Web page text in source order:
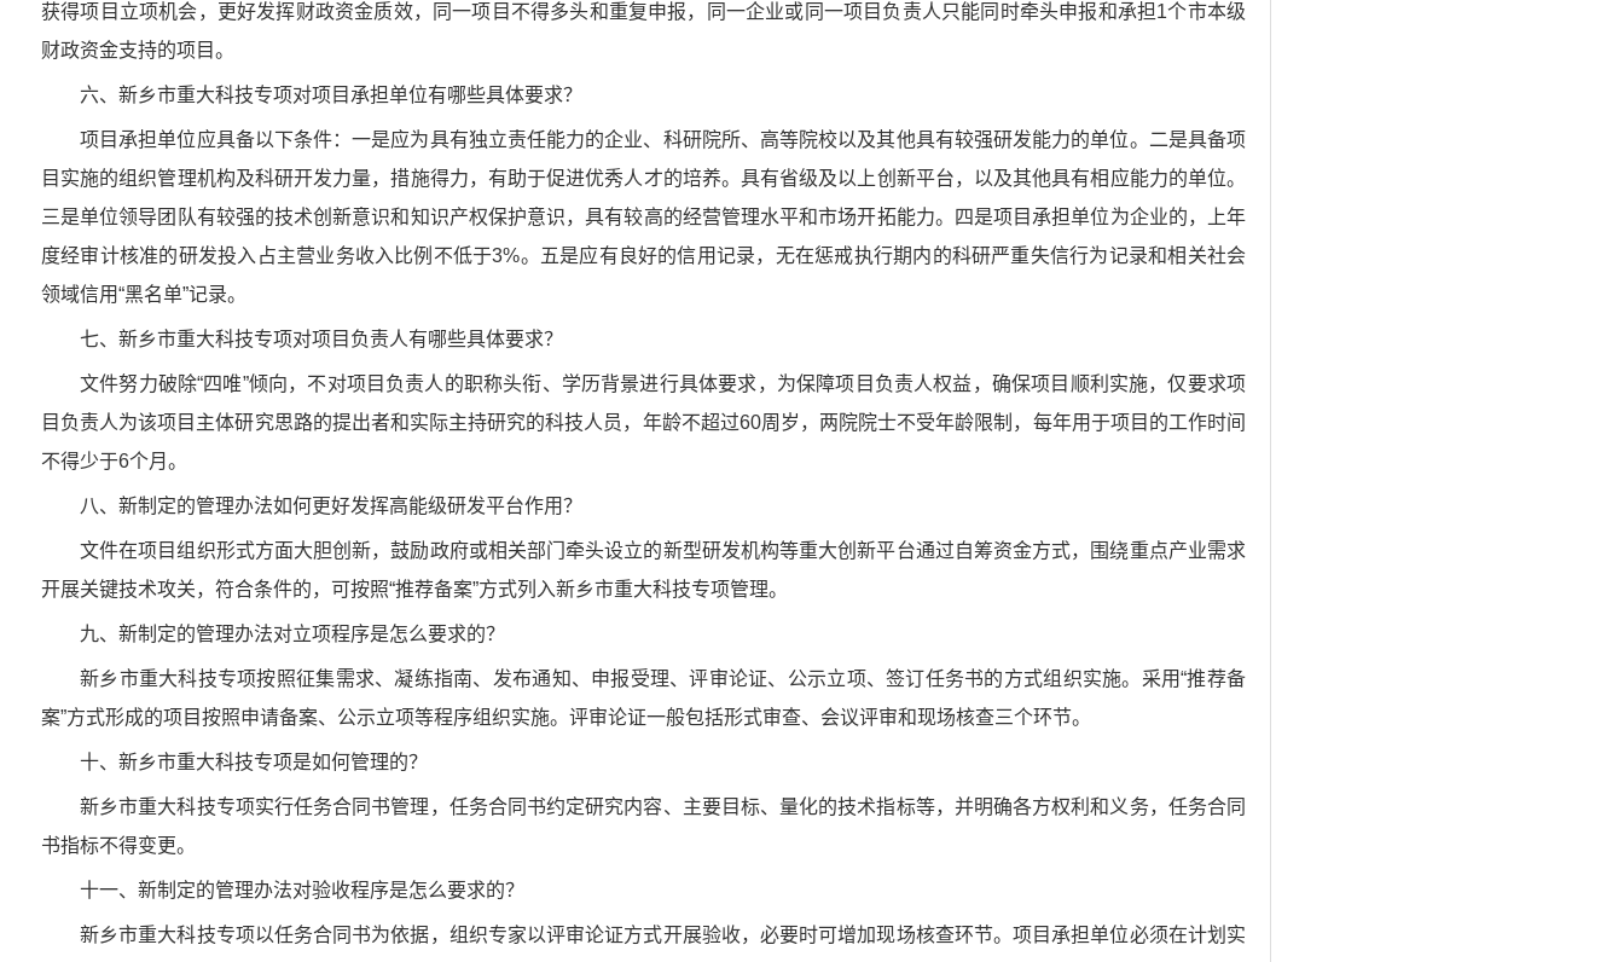
获得项目立项机会，更好发挥财政资金质效，同一项目不得多头和重复申报，同一企业或同一项目负责人只能同时牵头申报和承担1个市本级
财政资金支持的项目。
六、新乡市重大科技专项对项目承担单位有哪些具体要求？
项目承担单位应具备以下条件：一是应为具有独立责任能力的企业、科研院所、高等院校以及其他具有较强研发能力的单位。二是具备项
目实施的组织管理机构及科研开发力量，措施得力，有助于促进优秀人才的培养。具有省级及以上创新平台，以及其他具有相应能力的单位。
三是单位领导团队有较强的技术创新意识和知识产权保护意识，具有较高的经营管理水平和市场开拓能力。四是项目承担单位为企业的，上年
度经审计核准的研发投入占主营业务收入比例不低于3%。五是应有良好的信用记录，无在惩戒执行期内的科研严重失信行为记录和相关社会
领域信用“黑名单”记录。
七、新乡市重大科技专项对项目负责人有哪些具体要求？
文件努力破除“四唯”倾向，不对项目负责人的职称头衔、学历背景进行具体要求，为保障项目负责人权益，确保项目顺利实施，仅要求项
目负责人为该项目主体研究思路的提出者和实际主持研究的科技人员，年龄不超过60周岁，两院院士不受年龄限制，每年用于项目的工作时间
不得少于6个月。
八、新制定的管理办法如何更好发挥高能级研发平台作用？
文件在项目组织形式方面大胆创新，鼓励政府或相关部门牵头设立的新型研发机构等重大创新平台通过自筹资金方式，围绕重点产业需求
开展关键技术攻关，符合条件的，可按照“推荐备案”方式列入新乡市重大科技专项管理。
九、新制定的管理办法对立项程序是怎么要求的？
新乡市重大科技专项按照征集需求、凝练指南、发布通知、申报受理、评审论证、公示立项、签订任务书的方式组织实施。采用“推荐备
案”方式形成的项目按照申请备案、公示立项等程序组织实施。评审论证一般包括形式审查、会议评审和现场核查三个环节。
十、新乡市重大科技专项是如何管理的？
新乡市重大科技专项实行任务合同书管理，任务合同书约定研究内容、主要目标、量化的技术指标等，并明确各方权利和义务，任务合同
书指标不得变更。
十一、新制定的管理办法对验收程序是怎么要求的？
新乡市重大科技专项以任务合同书为依据，组织专家以评审论证方式开展验收，必要时可增加现场核查环节。项目承担单位必须在计划实